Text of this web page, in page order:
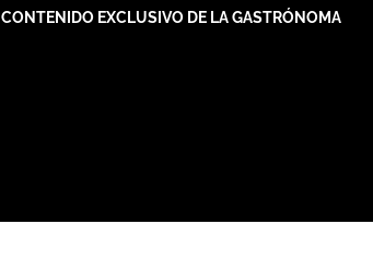
CONTENIDO EXCLUSIVO DE LA GASTRÓNOMA